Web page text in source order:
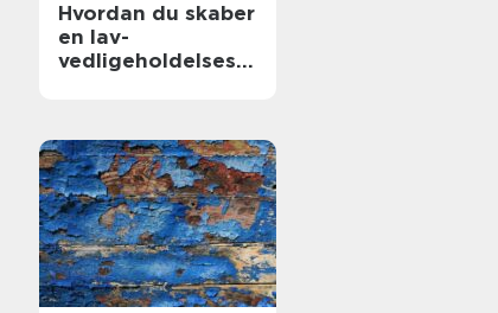
Hvordan du skaber
en lav-
vedligeholdelses